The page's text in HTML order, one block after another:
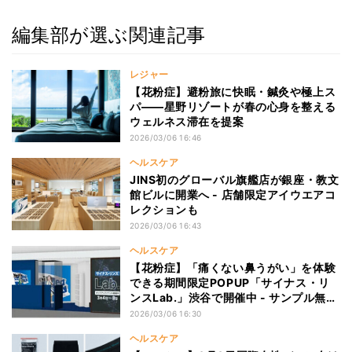
編集部が選ぶ関連記事
レジャー
【花粉症】避粉旅に快眠・鍼灸や極上ス
パ——星野リゾートが春の心身を整える
ウェルネス滞在を提案
2026/03/06 16:46
ヘルスケア
JINS初のグローバル旗艦店が銀座・教文
館ビルに開業へ - 店舗限定アイウエアコ
レクションも
2026/03/06 16:43
ヘルスケア
【花粉症】「痛くない鼻うがい」を体験
できる期間限定POPUP「サイナス・リ
ンスLab.」渋谷で開催中 - サンプル無料
配布も
2026/03/06 16:30
ヘルスケア